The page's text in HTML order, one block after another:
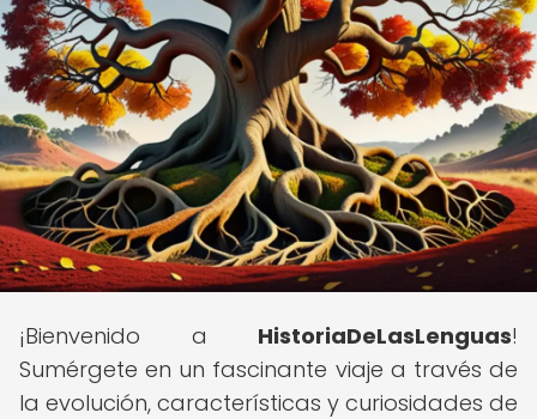
¡Bienvenido a HistoriaDeLasLenguas!
Sumérgete en un fascinante viaje a través de
la evolución, características y curiosidades de